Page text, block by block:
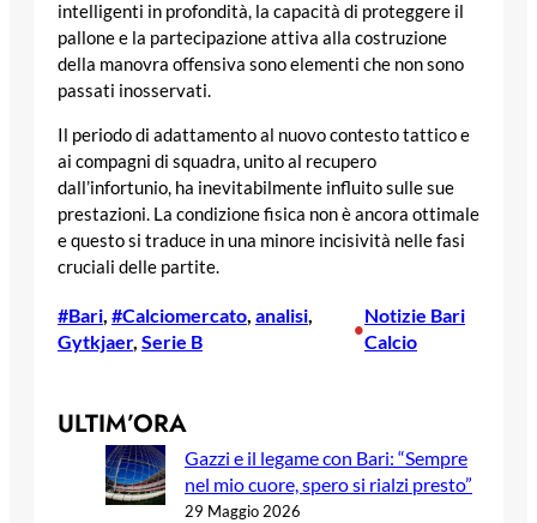
intelligenti in profondità, la capacità di proteggere il
pallone e la partecipazione attiva alla costruzione
della manovra offensiva sono elementi che non sono
passati inosservati.
Il periodo di adattamento al nuovo contesto tattico e
ai compagni di squadra, unito al recupero
dall’infortunio, ha inevitabilmente influito sulle sue
prestazioni. La condizione fisica non è ancora ottimale
e questo si traduce in una minore incisività nelle fasi
cruciali delle partite.
#Bari, #Calciomercato, analisi
Gytkjaer, Serie B
•
Notizie Bari
Calcio
ULTIM’ORA
Gazzi e il legame con Bari: “Sempre
nel mio cuore, spero si rialzi presto”
29 Maggio 2026